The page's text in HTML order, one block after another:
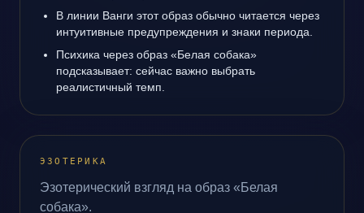
В линии Ванги этот образ обычно читается через
интуитивные предупреждения и знаки периода.
Психика через образ «Белая собака»
подсказывает: сейчас важно выбрать
реалистичный темп.
ЭЗОТЕРИКА
Эзотерический взгляд на образ «Белая
собака».